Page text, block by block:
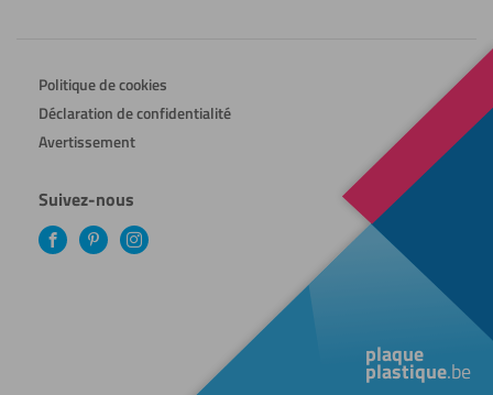
Politique de cookies
Déclaration de confidentialité
Avertissement
Suivez-nous
FacebookPinterestInstagram
plaque
plastique.be